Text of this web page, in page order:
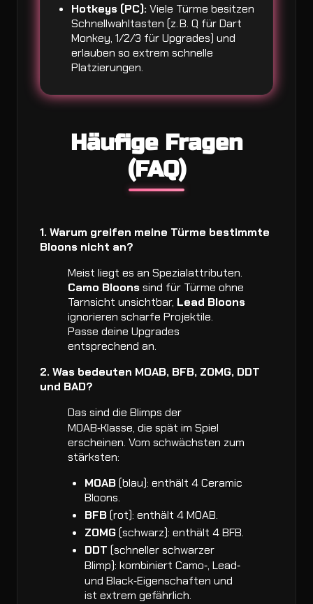
Hotkeys (PC): Viele Türme besitzen
Schnellwahltasten (z. B. Q für Dart
Monkey, 1/2/3 für Upgrades) und
erlauben so extrem schnelle
Platzierungen.
Häufige Fragen
(FAQ)
1. Warum greifen meine Türme bestimmte
Bloons nicht an?
Meist liegt es an Spezialattributen.
Camo Bloonssind für Türme ohne
Tarnsicht unsichtbar, Lead Bloons
ignorieren scharfe Projektile.
Passe deine Upgrades
entsprechend an.
2. Was bedeuten MOAB, BFB, ZOMG, DDT
und BAD?
Das sind die Blimps der
MOAB‑Klasse, die spät im Spiel
erscheinen. Vom schwächsten zum
stärksten:
MOAB(blau): enthält 4 Ceramic
Bloons.
BFB(rot): enthält 4 MOAB.
ZOMG(schwarz): enthält 4 BFB.
DDT (schneller schwarzer
Blimp): kombiniert Camo‑, Lead‑
und Black‑Eigenschaften und
ist extrem gefährlich.